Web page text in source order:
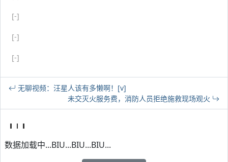
[-]
[-]
[-]
无聊视频：汪星人该有多懒啊！[v]
未交灭火服务费，消防人员拒绝施救现场观火
数据加载中...BIU...BIU...BIU...